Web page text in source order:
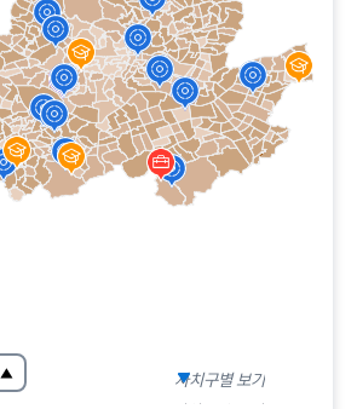
▲
자치구별 보기